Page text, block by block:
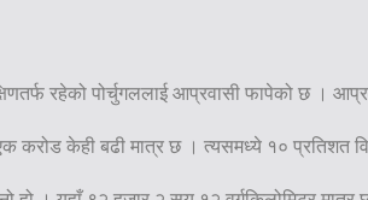
रहेको पोर्चुगललाई आप्रवासी फापेको छ ।
करोड केही बढी मात्र छ । त्यसमध्ये १०